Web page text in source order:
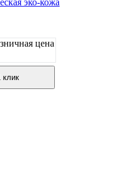
эко-кожа
цена
клик